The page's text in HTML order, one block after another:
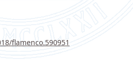
flamenco.590951